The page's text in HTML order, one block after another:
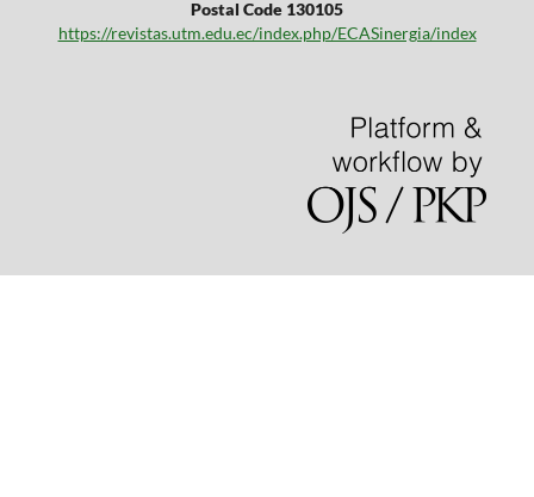
Postal Code 130105
https://revistas.utm.edu.ec/index.php/ECASinergia/index